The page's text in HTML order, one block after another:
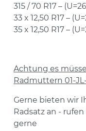
315 / 70 R17 –
33 x 12,50 R17 –
35 x 12,50 R17 –
Achtung es
Radmuttern 01-
Gerne bieten wir
Radsatz an -
gerne